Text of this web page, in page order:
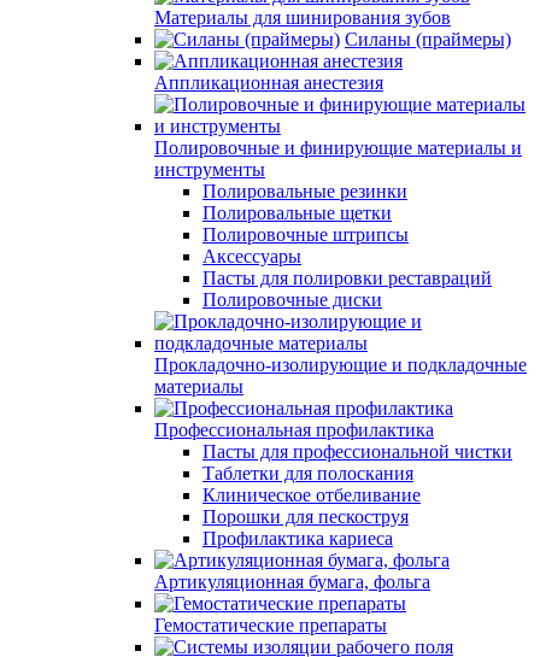
Материалы для шинирования зубов
Силаны (праймеры)
Аппликационная анестезия
Полировочные и финирующие материалы и
инструменты
Полировальные резинки
Полировальные щетки
Полировочные штрипсы
Аксессуары
Пасты для полировки реставраций
Полировочные диски
Прокладочно-изолирующие и подкладочные
материалы
Профессиональная профилактика
Пасты для профессиональной чистки
Таблетки для полоскания
Клиническое отбеливание
Порошки для пескоструя
Профилактика кариеса
Артикуляционная бумага, фольга
Гемостатические препараты